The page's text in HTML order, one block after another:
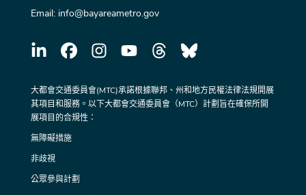
Email: info@bayareametro.gov
大都會交通委員會(MTC)承諾根據聯邦、州和地方民權法律法規開展
其項目和服務。以下大都會交通委員會（MTC）計劃旨在確保所開
展項目的合規性：
無障礙措施
非歧視
公眾參與計劃